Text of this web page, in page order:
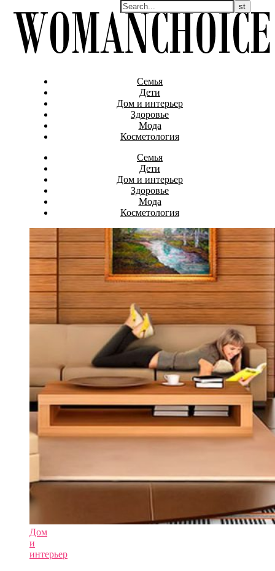
Семья
Дети
Дом и интерьер
Здоровье
Мода
Косметология
Семья
Дети
Дом и интерьер
Здоровье
Мода
Косметология
Дом
и
интерьер